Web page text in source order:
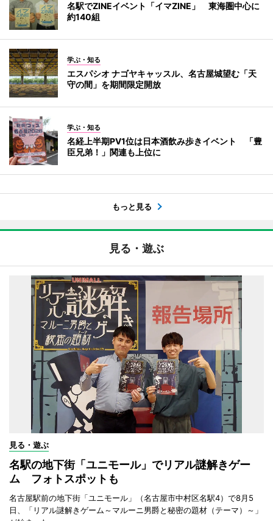
名駅でZINEイベント「イマZINE」 東海圏中心に
約140組
学ぶ・知る
エスパシオ ナゴヤキャッスル、名古屋城望む「天
守の間」を期間限定開放
学ぶ・知る
名経上半期PV1位は日本酒飲み歩きイベント 「豊
臣兄弟！」関連も上位に
もっと見る
見る・遊ぶ
見る・遊ぶ
名駅の地下街「ユニモール」でリアル謎解きゲー
ム フォトスポットも
名古屋駅前の地下街「ユニモール」（名古屋市中村区名駅4）で8月5
日、「リアル謎解きゲーム～マルーニ男爵と秘密の題材（テーマ）～」